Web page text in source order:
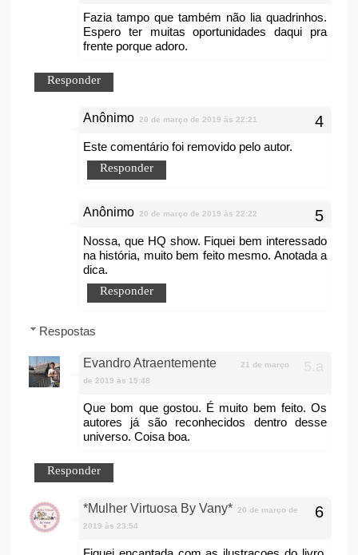
Fazia tampo que também não lia quadrinhos.
Espero ter muitas oportunidades daqui pra
frente porque adoro.
Responder
Anônimo 20 de março de 2019 às 22:21
Este comentário foi removido pelo autor.
Responder
Anônimo 20 de março de 2019 às 22:22
Nossa, que HQ show. Fiquei bem interessado
na história, muito bem feito mesmo. Anotada a
dica.
Responder
Respostas
Evandro Atraentemente
21 de março
de 2019 às 15:48
Que bom que gostou. É muito bem feito. Os
autores já são reconhecidos dentro desse
universo. Coisa boa.
Responder
*Mulher Virtuosa By Vany*
20 de março de
2019 às 23:54